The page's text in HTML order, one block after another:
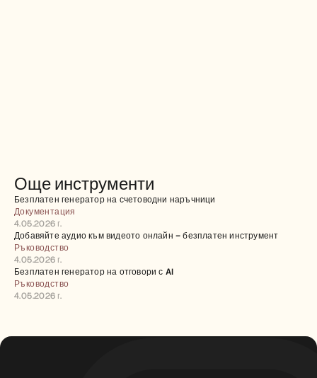
Още инструменти
Безплатен генератор на счетоводни наръчници
Документация
4.05.2026 г.
Добавяйте аудио към видеото онлайн – безплатен инструмент
Ръководство
4.05.2026 г.
Безплатен генератор на отговори с AI
Ръководство
4.05.2026 г.